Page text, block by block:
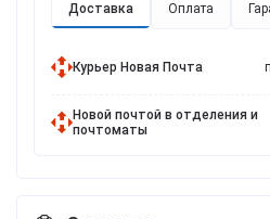
Доставка Оплата
Курьер Новая Почта
Новой почтой в отделения и
почтоматы